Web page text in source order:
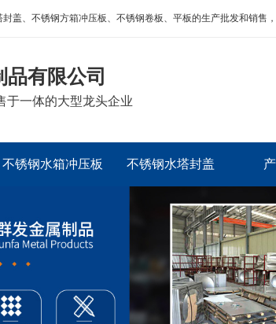
盖、不锈钢方箱冲压板、不锈钢卷板、平板的生产批发和销售
有限公司
于一体的大型龙头企业
不锈钢水箱冲压板 不锈钢水塔封盖